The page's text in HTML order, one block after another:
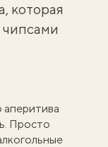
которая
аперитива
Просто